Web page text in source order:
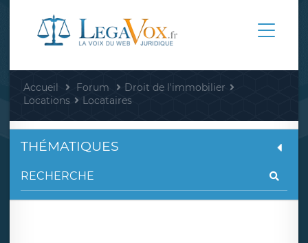
Accueil Forum
Droit de l'immobilier
Locations
Locataires
THÉMATIQUES